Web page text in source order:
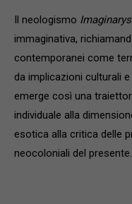
Il neologismo
immaginativa,
contemporanei come
da implicazioni culturali
emerge così una
individuale alla
esotica alla critica delle
neocoloniali del presente.